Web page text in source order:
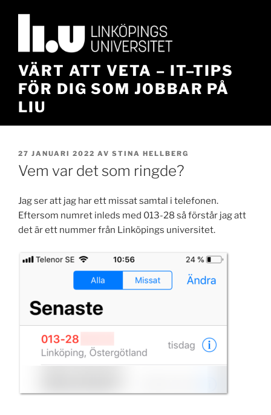
VÄRT ATT VETA – IT–TIPS
FÖR DIG SOM JOBBAR PÅ
LIU
PUBLICERAT
27 JANUARI 2022 AV STINA HELLBERG
Vem var det som ringde?
Jag ser att jag har ett missat samtal i telefonen.
Eftersom numret inleds med 013-28 så förstår jag att
det är ett nummer från Linköpings universitet.